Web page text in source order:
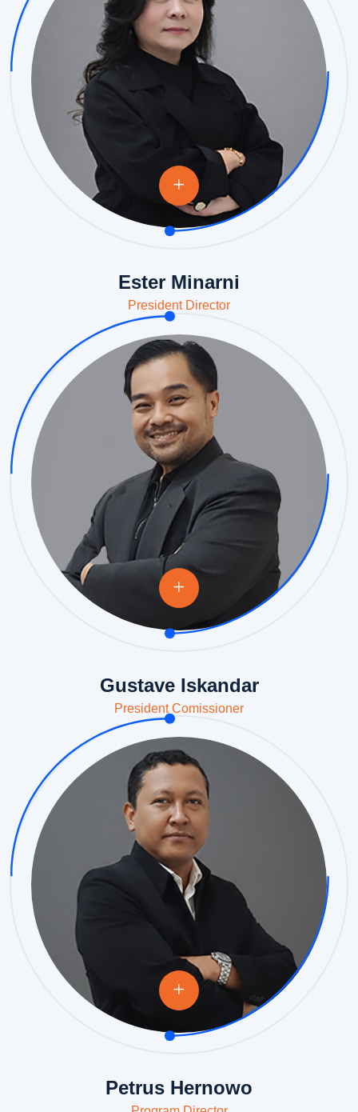
Ester Minarni
President Director
Gustave Iskandar
President Comissioner
Petrus Hernowo